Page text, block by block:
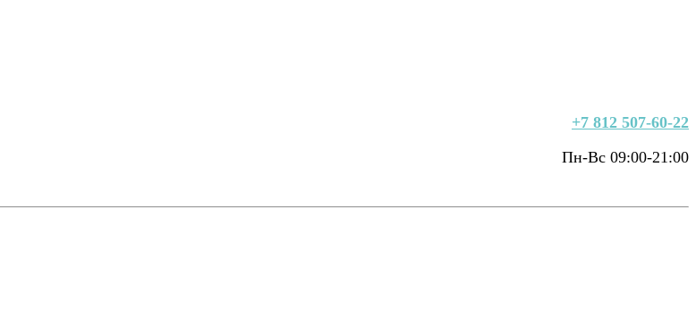
+7 812 507-60-22
Пн-Вс 09:00-21:00